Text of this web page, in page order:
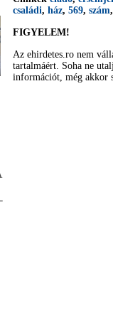
családi, ház, 569, szám,
FIGYELEM!
Az ehirdetes.ro nem
tartalmáért. Soha ne
információt, még akkor